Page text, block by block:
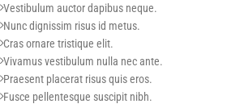
Vestibulum auctor dapibus neque.
Nunc dignissim risus id metus.
Cras ornare tristique elit.
Vivamus vestibulum nulla nec ante.
Praesent placerat risus quis eros.
Fusce pellentesque suscipit nibh.